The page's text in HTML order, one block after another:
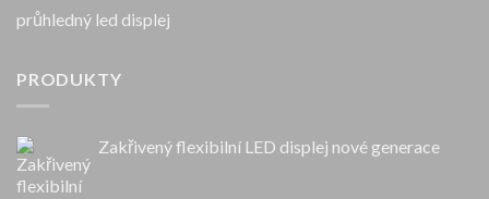
průhledný led displej
PRODUKTY
Zakřivený flexibilní LED displej nové generace